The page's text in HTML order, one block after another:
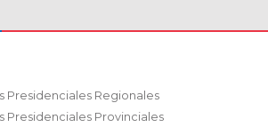
Presidenciales Regionales
Presidenciales Provinciales